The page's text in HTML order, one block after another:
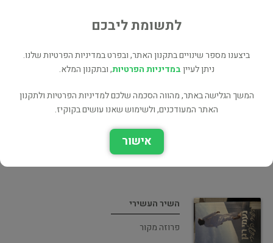
בת יפתח
ספרות תרגום
השיר העשירי
פרוזה מקור
לתשומת ליבכם
ביצענו מספר שינויים בתקנון האתר, ובפרט במדיניות הפרטיות שלנו.
ניתן לעייןבמדיניות הפרטיות, ובתקנון המלא.
המשך הגלישה באתר, מהווה הסכמה שלכם למדיניות הפרטיות ולתקנון
האתר המעודכנים, ולשימוש שאנו עושים בקוקיז.
אישור